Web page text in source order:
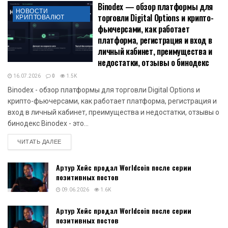
НОВОСТИ
КРИПТОВАЛЮТ
Binodex — обзор платформы для
торговли Digital Options и крипто-
фьючерсами, как работает
платформа, регистрация и вход в
личный кабинет, преимущества и
недостатки, отзывы о бинодекс
16.07.2026 0 1.5K
Binodex - обзор платформы для торговли Digital Options и
крипто-фьючерсами, как работает платформа, регистрация и
вход в личный кабинет, преимущества и недостатки, отзывы о
бинодекс Binodex - это...
ЧИТАТЬ ДАЛЕЕDETAILS
Артур Хейс продал Worldcoin после серии
позитивных постов
09.06.2026 1.6K
Артур Хейс продал Worldcoin после серии
позитивных постов